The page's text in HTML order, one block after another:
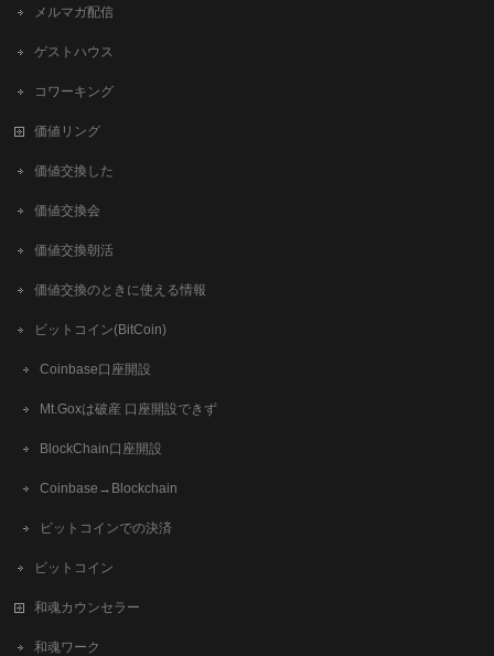
メルマガ配信
ゲストハウス
コワーキング
価値リング
価値交換した
価値交換会
価値交換朝活
価値交換のときに使える情報
ビットコイン(BitCoin)
Coinbase口座開設
Mt.Goxは破産 口座開設できず
BlockChain口座開設
Coinbase→Blockchain
ビットコインでの決済
ビットコイン
和魂カウンセラー
和魂ワーク